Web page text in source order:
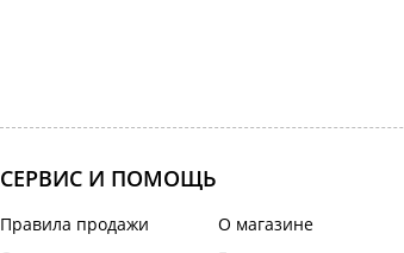
СЕРВИС И ПОМОЩЬ
Правила продажи
О магазине